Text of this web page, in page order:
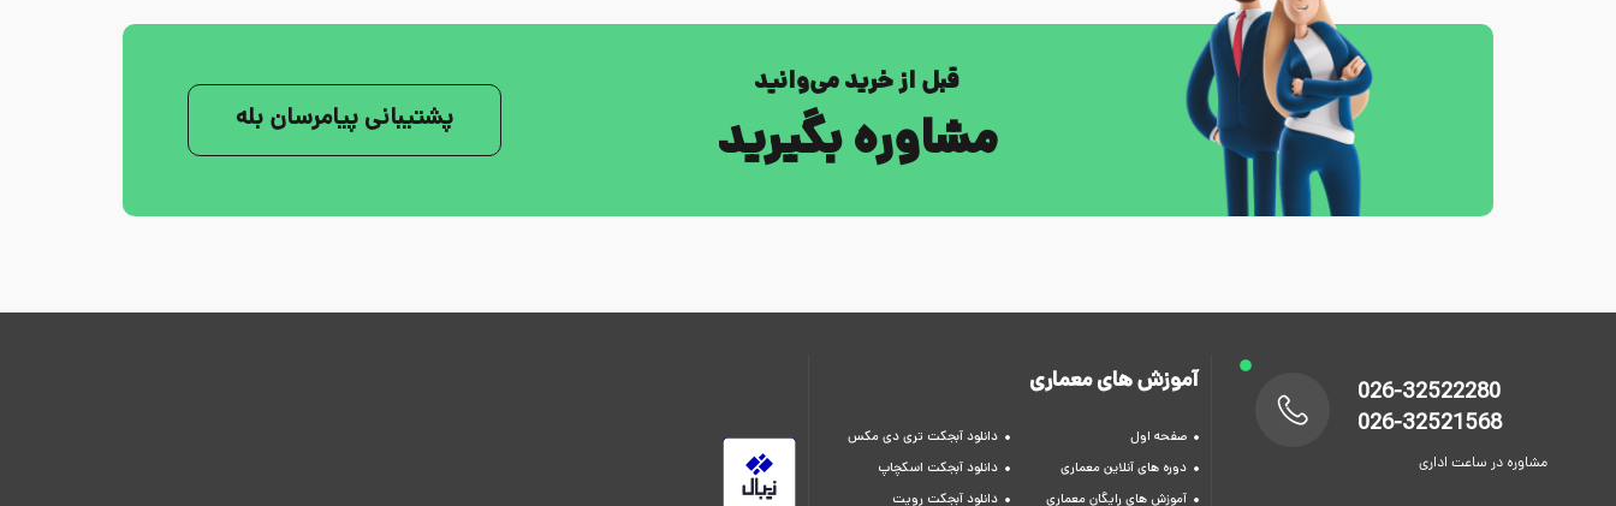
قبل از خرید می‌وانید
مشاوره بگیرید پشتیبانی پیامرسان بله
026-32522280
026-32521568
مشاوره در ساعت اداری
آموزش های معماری
صفحه اول
دوره های آنلاین معماری
آموزش های رایگان معماری
دانلود آبجکت تری دی مکس
دانلود آبجکت اسکچاپ
دانلود آبجکت رویت